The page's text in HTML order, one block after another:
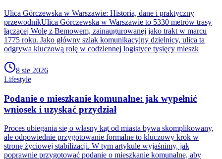
Ulica Górczewska w Warszawie: Historia, dane i praktyczny
przewodnikUlica Górczewska w Warszawie to 5330 metrów trasy
łączącej Wolę z Bemowem, zainaugurowanej jako trakt w marcu
1775 roku. Jako główny szlak komunikacyjny dzielnicy, ulica ta
odgrywa kluczową rolę w codziennej logistyce tysięcy mieszk
8 sie 2026
Lifestyle
Podanie o mieszkanie komunalne: jak wypełnić
wniosek i uzyskać przydział
Proces ubiegania się o własny kąt od miasta bywa skomplikowany,
ale odpowiednie przygotowanie formalne to kluczowy krok w
stronę życiowej stabilizacji. W tym artykule wyjaśnimy, jak
poprawnie przygotować podanie o mieszkanie komunalne, aby